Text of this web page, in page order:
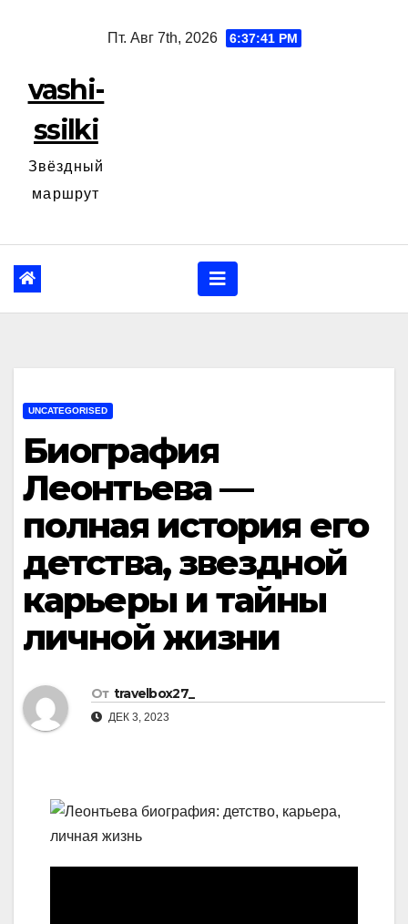
Пт. Авг 7th, 2026 6:37:42 PM
vashi-
ssilki
Звёздный
маршрут
UNCATEGORISED
Биография
Леонтьева —
полная история его
детства, звездной
карьеры и тайны
личной жизни
От travelbox27_
ДЕК 3, 2023